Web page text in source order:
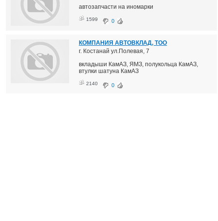
автозапчасти на иномарки
1599 0
КОМПАНИЯ АВТОВКЛАД, ТОО
г. Костанай ул.Полевая, 7
вкладыши КамАЗ, ЯМЗ, полукольца КамАЗ,
втулки шатуна КамАЗ
2140 0